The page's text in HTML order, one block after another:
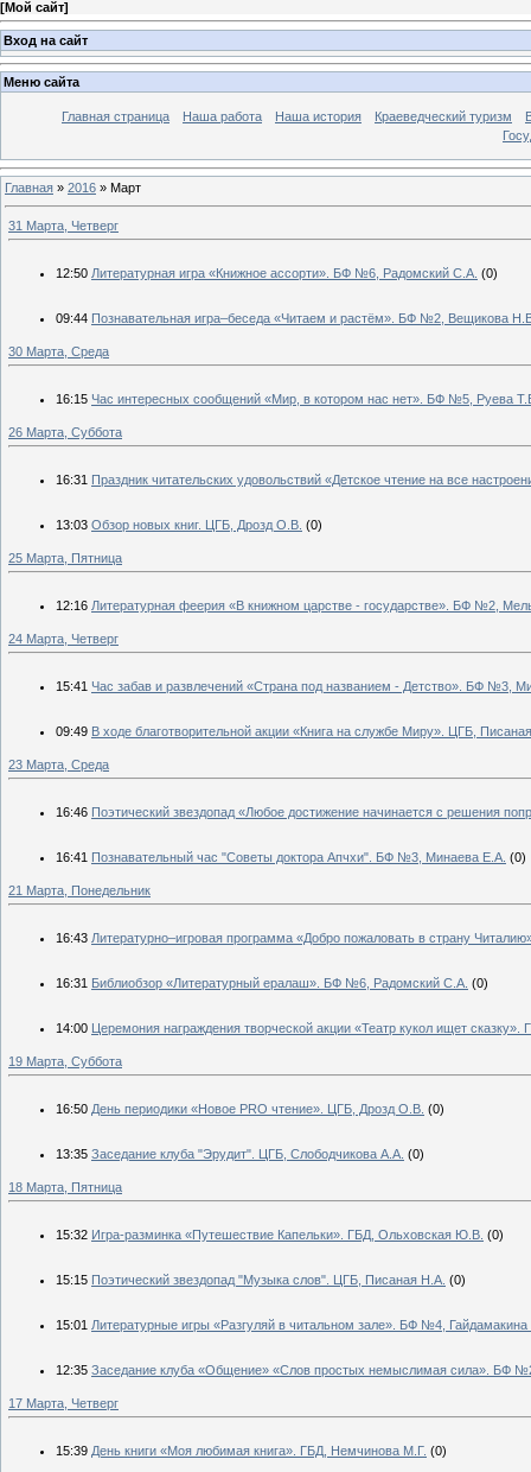
[Мой сайт]
Вход на сайт
Меню сайта
Главная страница Наша работа Наша история Краеведческий туризм
Главная » 2016 » Март
31 Марта, Четверг
12:50 Литературная игра «Книжное ассорти». БФ №6, Радомский С.А. (0)
09:44 Познавательная игра–беседа «Читаем и растём». БФ №2, Вещикова
30 Марта, Среда
16:15 Час интересных сообщений «Мир, в котором нас нет». БФ №5, Руева
26 Марта, Суббота
16:31 Праздник читательских удовольствий «Детское чтение на все
13:03 Обзор новых книг. ЦГБ, Дрозд О.В. (0)
25 Марта, Пятница
12:16 Литературная феерия «В книжном царстве - государстве». БФ №2,
24 Марта, Четверг
15:41 Час забав и развлечений «Страна под названием - Детство». БФ №3,
09:49 В ходе благотворительной акции «Книга на службе Миру». ЦГБ,
23 Марта, Среда
16:46 Поэтический звездопад «Любое достижение начинается с решения
16:41 Познавательный час "Советы доктора Апчхи". БФ №3, Минаева Е.А. (0)
21 Марта, Понедельник
16:43 Литературно–игровая программа «Добро пожаловать в страну
16:31 Библиобзор «Литературный ералаш». БФ №6, Радомский С.А. (0)
14:00 Церемония награждения творческой акции «Театр кукол ищет
19 Марта, Суббота
16:50 День периодики «Новое PRO чтение». ЦГБ, Дрозд О.В. (0)
13:35 Заседание клуба "Эрудит". ЦГБ, Слободчикова А.А. (0)
18 Марта, Пятница
15:32 Игра-разминка «Путешествие Капельки». ГБД, Ольховская Ю.В. (0)
15:15 Поэтический звездопад "Музыка слов". ЦГБ, Писаная Н.А. (0)
15:01 Литературные игры «Разгуляй в читальном зале». БФ №4,
12:35 Заседание клуба «Общение» «Слов простых немыслимая сила». БФ
17 Марта, Четверг
15:39 День книги «Моя любимая книга». ГБД, Немчинова М.Г. (0)